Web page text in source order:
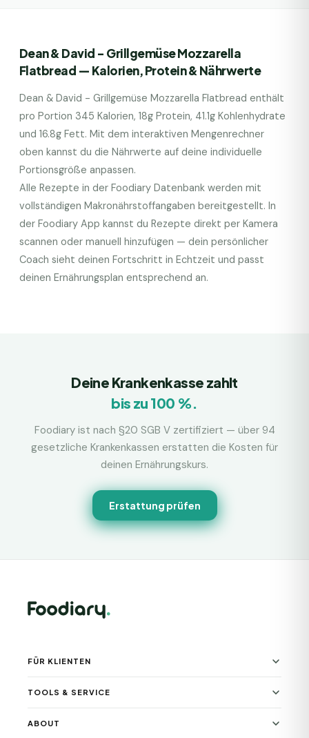
Dean & David - Grillgemüse Mozzarella
Flatbread — Kalorien, Protein & Nährwerte
Dean & David - Grillgemüse Mozzarella Flatbread enthält
pro Portion 345 Kalorien, 18g Protein, 41.1g Kohlenhydrate
und 16.8g Fett. Mit dem interaktiven Mengenrechner
oben kannst du die Nährwerte auf deine individuelle
Portionsgröße anpassen.
Alle Rezepte in der Foodiary Datenbank werden mit
vollständigen Makronährstoffangaben bereitgestellt. In
der Foodiary App kannst du Rezepte direkt per Kamera
scannen oder manuell hinzufügen — dein persönlicher
Coach sieht deinen Fortschritt in Echtzeit und passt
deinen Ernährungsplan entsprechend an.
Deine Krankenkasse zahlt
bis zu 100 %.
Foodiary ist nach §20 SGB V zertifiziert — über 94
gesetzliche Krankenkassen erstatten die Kosten für
deinen Ernährungskurs.
Erstattung prüfen
FÜR KLIENTEN
TOOLS & SERVICE
ABOUT